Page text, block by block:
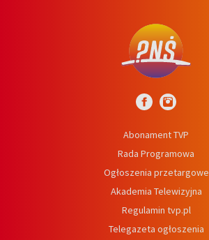
Abonament TVP
Rada Programowa
Ogłoszenia przetargowe
Akademia Telewizyjna
Regulamin tvp.pl
Telegazeta ogłoszenia